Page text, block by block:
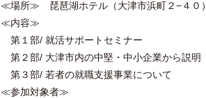
≪場所≫ 琵琶湖ホテル（大津市浜町２−４０）
≪内容≫
第１部/ 就活サポートセミナー
第２部/ 大津市内の中堅・中小企業から説明
第３部/ 若者の就職支援事業について
≪参加対象者≫